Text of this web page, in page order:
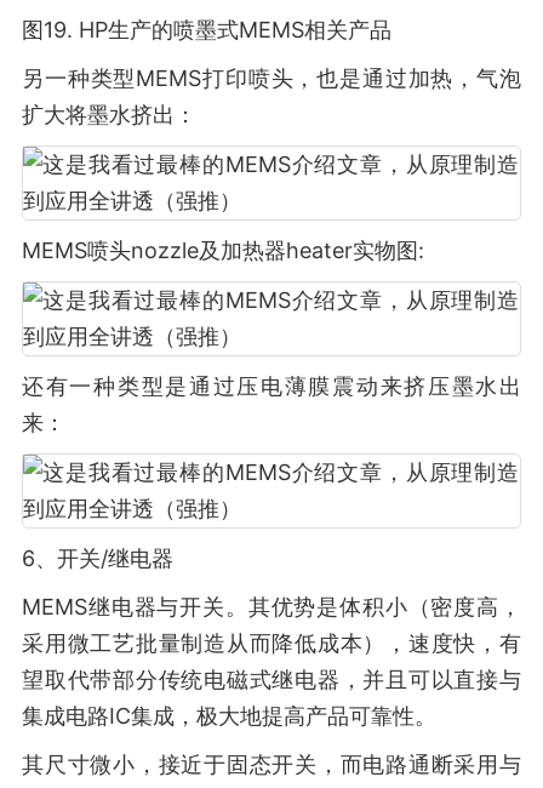
图19. HP生产的喷墨式MEMS相关产品
另一种类型MEMS打印喷头，也是通过加热，气泡
扩大将墨水挤出：
MEMS喷头nozzle及加热器heater实物图:
还有一种类型是通过压电薄膜震动来挤压墨水出
来：
6、开关/继电器
MEMS继电器与开关。其优势是体积小（密度高，
采用微工艺批量制造从而降低成本），速度快，有
望取代带部分传统电磁式继电器，并且可以直接与
集成电路IC集成，极大地提高产品可靠性。
其尺寸微小，接近于固态开关，而电路通断采用与